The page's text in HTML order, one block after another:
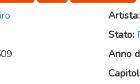
Artista:
Stato:
Anno